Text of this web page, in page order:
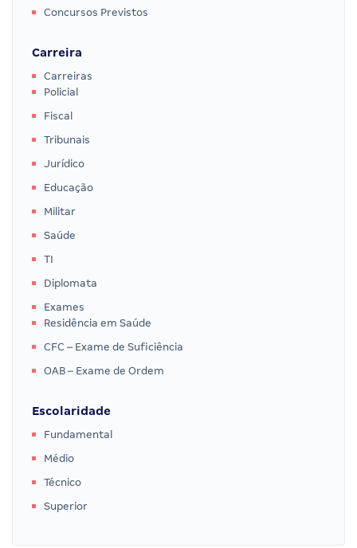
Concursos Previstos
Carreira
Carreiras
Policial
Fiscal
Tribunais
Jurídico
Educação
Militar
Saúde
TI
Diplomata
Exames
Residência em Saúde
CFC – Exame de Suficiência
OAB – Exame de Ordem
Escolaridade
Fundamental
Médio
Técnico
Superior